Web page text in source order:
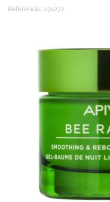
Referencia: 074272